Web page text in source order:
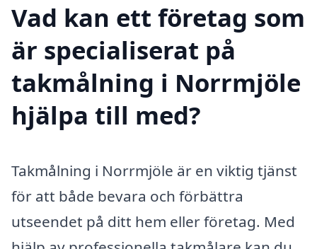
Vad kan ett företag som
är specialiserat på
takmålning i Norrmjöle
hjälpa till med?
Takmålning i Norrmjöle är en viktig tjänst
för att både bevara och förbättra
utseendet på ditt hem eller företag. Med